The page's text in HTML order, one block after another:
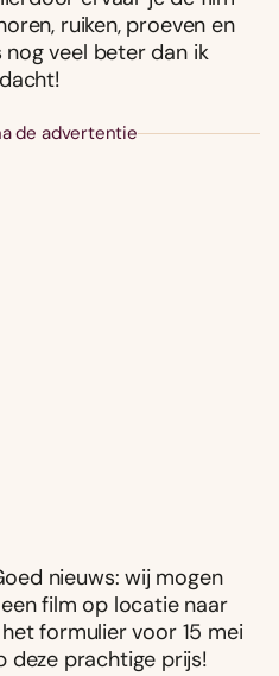
ruiken, proeven en
nog veel beter dan ik
de advertentie
nieuws: wij mogen
film op locatie naar
formulier voor 15 mei
deze prachtige prijs!